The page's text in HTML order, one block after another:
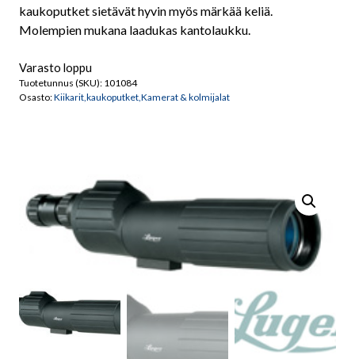
kaukoputket sietävät hyvin myös märkää keliä.
Molempien mukana laadukas kantolaukku.
Varasto loppu
Tuotetunnus (SKU): 101084
Osasto:Kiikarit,kaukoputket,Kamerat & kolmijalat